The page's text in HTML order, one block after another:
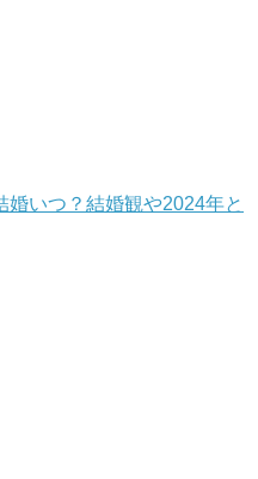
婚いつ？結婚観や2024年と